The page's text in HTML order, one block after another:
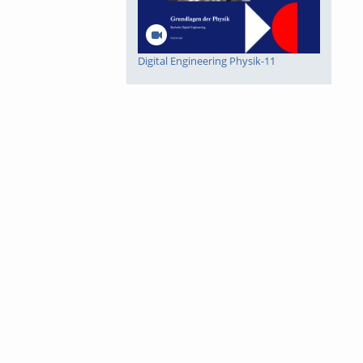
Digital Engineering Physik-11